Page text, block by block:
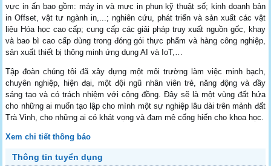
vực in ấn bao gồm: máy in và mực in phun kỹ thuật số; kinh doanh bản
in Offset, vật tư ngành in,...; nghiên cứu, phát triển và sản xuất các vật
liệu Hóa học cao cấp; cung cấp các giải pháp truy xuất nguồn gốc, khay
và bao bì cao cấp dùng trong đóng gói thực phẩm và hàng công nghiệp,
sản xuất thiết bị thông minh ứng dụng AI và IoT,…
Tập đoàn chúng tôi đã xây dựng một môi trường làm việc minh bạch,
chuyên nghiệp, hiện đại, một đội ngũ nhân viên trẻ, năng động và đầy
sáng tạo và có trách nhiệm với cộng đồng. Đây sẽ là một vùng đất hứa
cho những ai muốn tạo lập cho mình một sự nghiệp lâu dài trên mảnh đất
Trà Vinh, cho những ai có khát vọng và đam mê cống hiến cho khoa học.
Xem chi tiết thông báo
Thông tin tuyển dụng